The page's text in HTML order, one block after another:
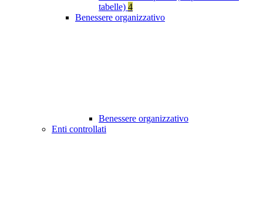
tabelle) 4
Benessere organizzativo
Benessere organizzativo
Enti controllati